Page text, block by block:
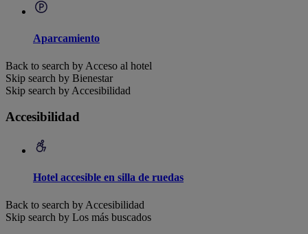
Aparcamiento
Back to search by Acceso al hotel
Skip search by Bienestar
Skip search by Accesibilidad
Accesibilidad
Hotel accesible en silla de ruedas
Back to search by Accesibilidad
Skip search by Los más buscados